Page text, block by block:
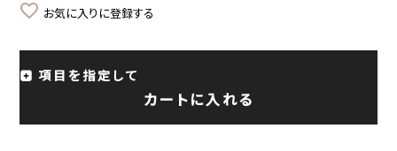
お気に入りに登録する
項目を指定して
カートに入れる